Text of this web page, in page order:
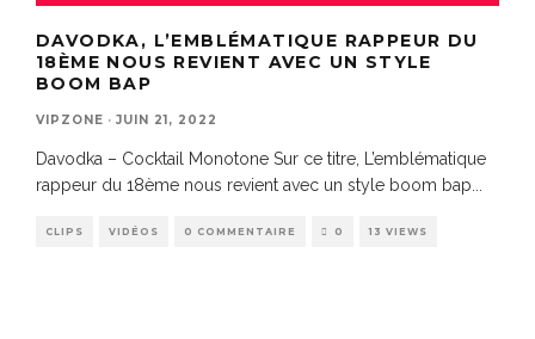
DAVODKA, L’EMBLÉMATIQUE RAPPEUR DU
18ÈME NOUS REVIENT AVEC UN STYLE
BOOM BAP
VIPZONE · JUIN 21, 2022
Davodka – Cocktail Monotone Sur ce titre, L’emblématique
rappeur du 18ème nous revient avec un style boom bap
CLIPS VIDÉOS 0 COMMENTAIRE 0 13 VIEWS